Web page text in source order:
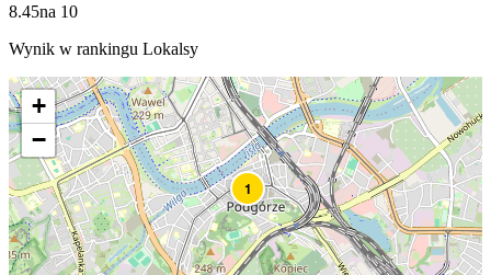
8.45na 10
Wynik w rankingu Lokalsy
1
+
−